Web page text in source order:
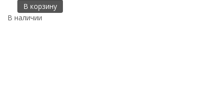
В корзину
В наличии